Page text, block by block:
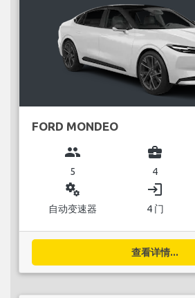
FORD MONDEO
group
5
business_center
4
miscellaneous_services
自动变速器
login
4 门
查看详情...